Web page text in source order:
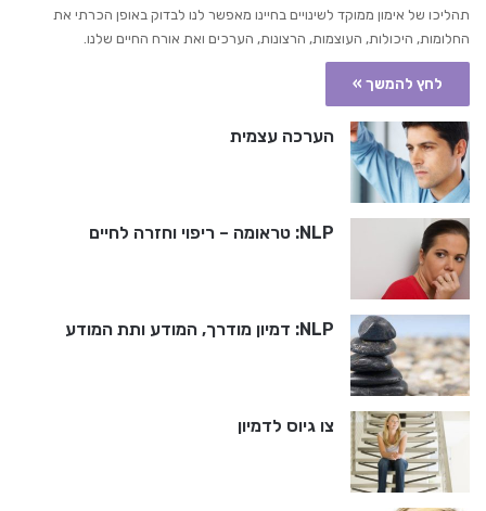
תהליכו של אימון ממוקד לשינויים בחיינו מאפשר לנו לבדוק באופן הכרתי את
החלומות, היכולות, העוצמות, הרצונות, הערכים ואת אורח החיים שלנו.
לחץ להמשך »
הערכה עצמית
NLP: טראומה – ריפוי וחזרה לחיים
NLP: דמיון מודרך, המודע ותת המודע
צו גיוס לדמיון